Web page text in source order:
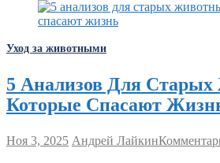
Уход за животными
5 Анализов Для
Которые Спасают
Ноя 3, 2025 Андрей Лайкин